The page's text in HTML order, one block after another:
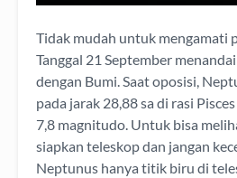
Tidak mudah untuk mengamati
Tanggal 21 September
dengan Bumi. Saat oposisi,
pada jarak 28,88 sa di rasi
7,8 magnitudo. Untuk bisa
siapkan teleskop dan jangan
Neptunus hanya titik biru di